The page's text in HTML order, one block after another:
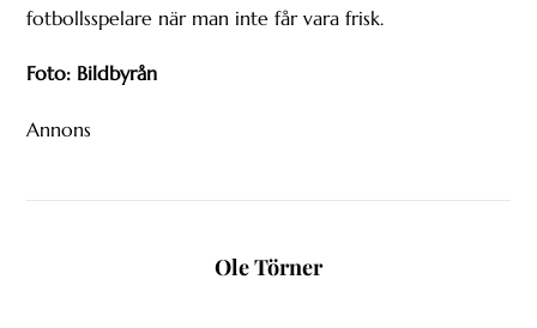
fotbollsspelare när man inte får vara frisk.
Foto: Bildbyrån
Annons
Ole Törner